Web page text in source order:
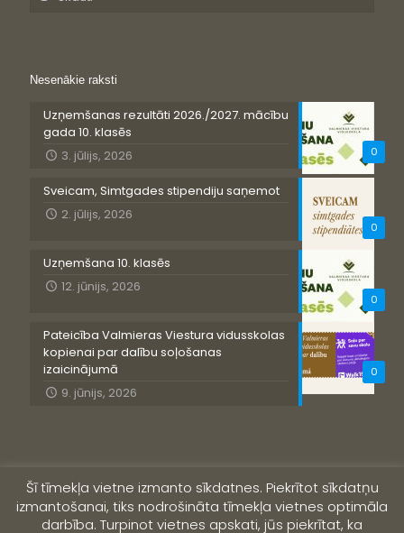
Nesenākie raksti
0
Uzņemšanas rezultāti 2026./2027. mācību
gada 10. klasēs
3. jūlijs, 2026
0
Sveicam, Simtgades stipendiju saņemot
2. jūlijs, 2026
0
Uzņemšana 10. klasēs
12. jūnijs, 2026
0
Pateicība Valmieras Viestura vidusskolas
kopienai par dalību soļošanas
izaicinājumā
9. jūnijs, 2026
Šī tīmekļa vietne izmanto sīkdatnes. Piekrītot sīkdatņu
izmantošanai, tiks nodrošināta tīmekļa vietnes optimāla
darbība. Turpinot vietnes apskati, jūs piekrītat, ka